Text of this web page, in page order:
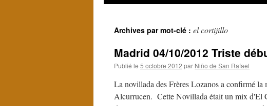
Archives par mot-clé : el cortijillo
Madrid 04/10/2012 Triste
Publié le 5 octobre 2012 par Niño de San Rafael
La novillada des Frères Lozanos a confirmé la
Alcurrucen. Cette Novillada était un mix d'El